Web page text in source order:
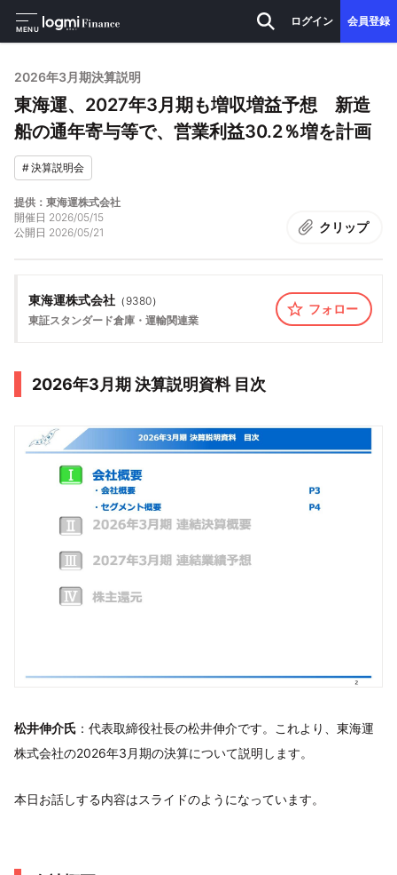
MENU
ログイン 会員登録
2026年3月期決算説明
東海運、2027年3月期も増収増益予想 新造
船の通年寄与等で、営業利益30.2％増を計画
#決算説明会
提供：東海運株式会社
開催日 2026/05/15
公開日 2026/05/21 クリップ
東海運株式会社 （ 9380）
東証スタンダード倉庫・運輸関連業
フォロー
2026年3月期 決算説明資料 目次
松井伸介氏 ：代表取締役社長の松井伸介です。これより、東海運
株式会社の2026年3月期の決算について説明します。
本日お話しする内容はスライドのようになっています。